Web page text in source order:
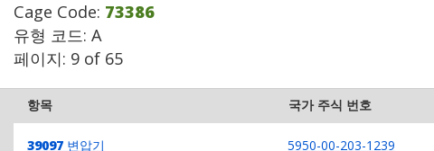
Cage Code: 73386
유형 코드: A
페이지: 9 of 65
항목 국가 주식 번호
39097 변압기 5950-00-203-1239